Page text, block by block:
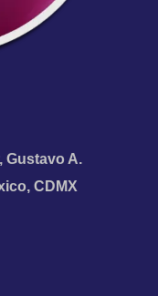
Gustavo A.
CDMX